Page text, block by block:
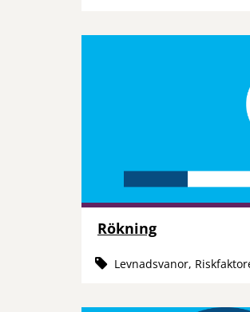
Rökning
Levnadsvanor,